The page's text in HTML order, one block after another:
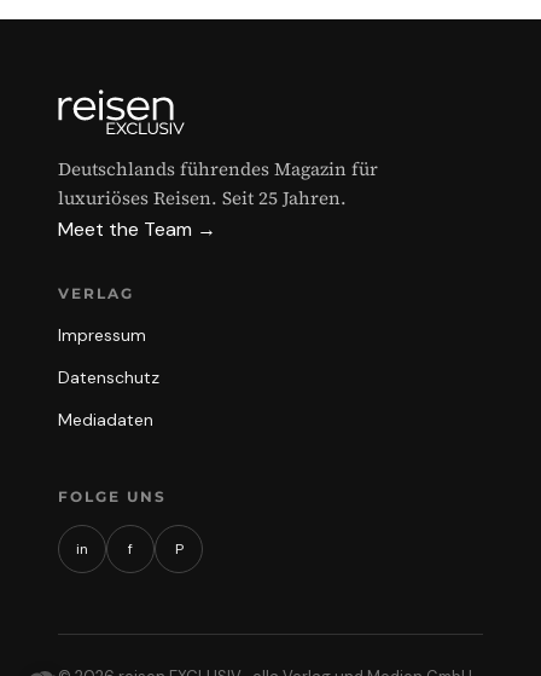
Deutschlands führendes Magazin für
luxuriöses Reisen. Seit 25 Jahren.
Meet the Team →
VERLAG
Impressum
Datenschutz
Mediadaten
FOLGE UNS
in f P